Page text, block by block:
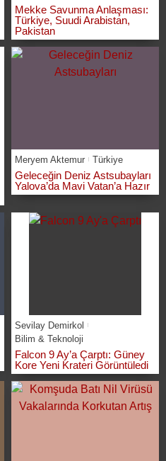
Mekke Savunma Anlaşması:
Türkiye, Suudi Arabistan,
Pakistan
Meryem Aktemur Türkiye
Geleceğin Deniz Astsubayları
Yalova’da Mavi Vatan’a Hazır
Sevilay Demirkol
Bilim & Teknoloji
Falcon 9 Ay’a Çarptı: Güney
Kore Yeni Krateri Görüntüledi